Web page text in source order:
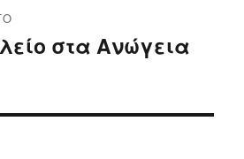
στα Ανώγεια